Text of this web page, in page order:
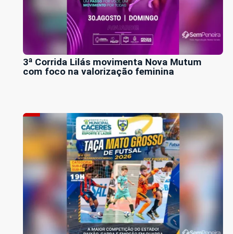
3ª Corrida Lilás movimenta Nova Mutum
com foco na valorização feminina